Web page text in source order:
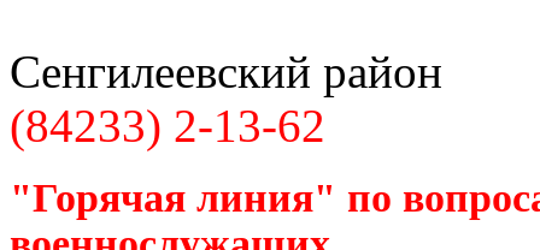
Сенгилеевский район
(84233) 2-13-62
"Горячая линия" по